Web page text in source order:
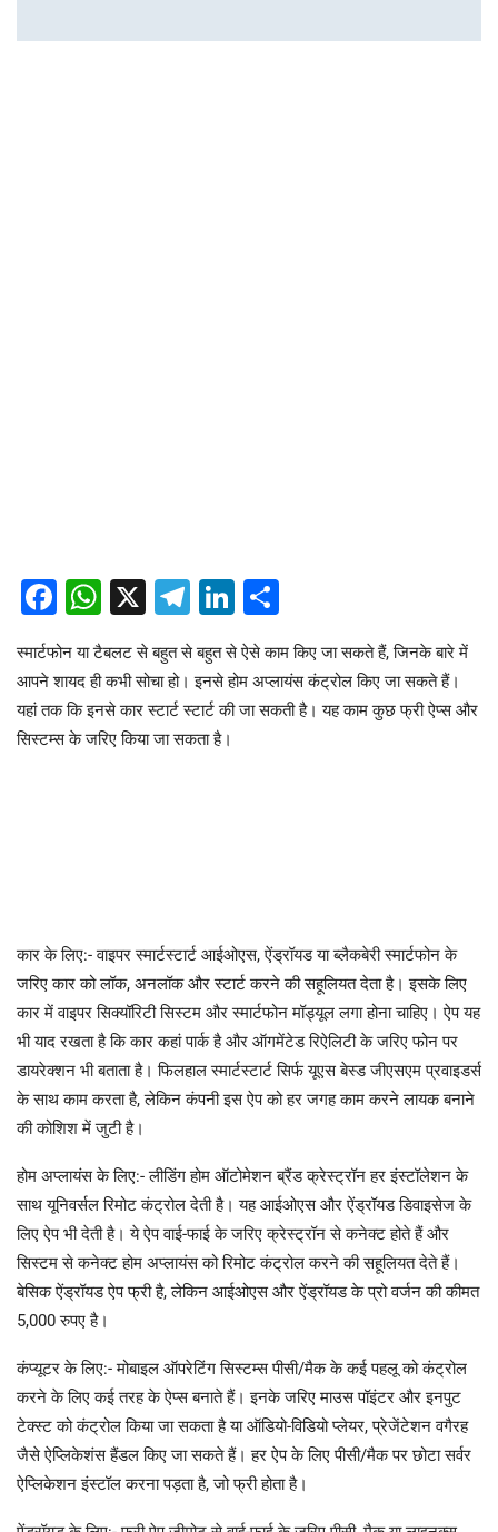
Facebook
WhatsApp
X Telegram
LinkedIn
स्मार्टफोन या टैबलट से बहुत से बहुत से ऐसे काम किए जा सकते हैं, जिनके बारे में
आपने शायद ही कभी सोचा हो। इनसे होम अप्लायंस कंट्रोल किए जा सकते हैं।
यहां तक कि इनसे कार स्टार्ट स्टार्ट की जा सकती है। यह काम कुछ फ्री ऐप्स और
सिस्टम्स के जरिए किया जा सकता है।
कार के लिए:- वाइपर स्मार्टस्टार्ट आईओएस, ऐंड्रॉयड या ब्लैकबेरी स्मार्टफोन के
जरिए कार को लॉक, अनलॉक और स्टार्ट करने की सहूलियत देता है। इसके लिए
कार में वाइपर सिक्यॉरिटी सिस्टम और स्मार्टफोन मॉड्यूल लगा होना चाहिए। ऐप यह
भी याद रखता है कि कार कहां पार्क है और ऑगमेंटेड रिऐलिटी के जरिए फोन पर
डायरेक्शन भी बताता है। फिलहाल स्मार्टस्टार्ट सिर्फ यूएस बेस्ड जीएसएम प्रवाइडर्स
के साथ काम करता है, लेकिन कंपनी इस ऐप को हर जगह काम करने लायक बनाने
की कोशिश में जुटी है।
होम अप्लायंस के लिए:- लीडिंग होम ऑटोमेशन ब्रैंड क्रेस्ट्रॉन हर इंस्टॉलेशन के
साथ यूनिवर्सल रिमोट कंट्रोल देती है। यह आईओएस और ऐंड्रॉयड डिवाइसेज के
लिए ऐप भी देती है। ये ऐप वाई-फाई के जरिए क्रेस्ट्रॉन से कनेक्ट होते हैं और
सिस्टम से कनेक्ट होम अप्लायंस को रिमोट कंट्रोल करने की सहूलियत देते हैं।
बेसिक ऐंड्रॉयड ऐप फ्री है, लेकिन आईओएस और ऐंड्रॉयड के प्रो वर्जन की कीमत
5,000 रुपए है।
कंप्यूटर के लिए:- मोबाइल ऑपरेटिंग सिस्टम्स पीसी/मैक के कई पहलू को कंट्रोल
करने के लिए कई तरह के ऐप्स बनाते हैं। इनके जरिए माउस पॉइंटर और इनपुट
टेक्स्ट को कंट्रोल किया जा सकता है या ऑडियो-विडियो प्लेयर, प्रेजेंटेशन वगैरह
जैसे ऐप्लिकेशंस हैंडल किए जा सकते हैं। हर ऐप के लिए पीसी/मैक पर छोटा सर्वर
ऐप्लिकेशन इंस्टॉल करना पड़ता है, जो फ्री होता है।